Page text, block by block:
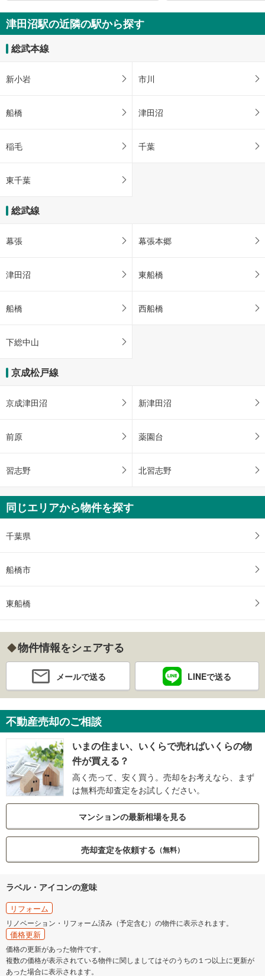
津田沼駅の近隣の駅から探す
総武本線
新小岩 市川
船橋 津田沼
稲毛 千葉
東千葉
総武線
幕張 幕張本郷
津田沼 東船橋
船橋 西船橋
下総中山
京成松戸線
京成津田沼 新津田沼
前原 薬園台
習志野 北習志野
同じエリアから物件を探す
千葉県
船橋市
東船橋
物件情報をシェアする
メールで送る LINEで送る
不動産売却のご相談
いまの住まい、いくらで売ればいくらの物
件が買える？
高く売って、安く買う。売却をお考えなら、まず
は無料売却査定をお試しください。
マンションの最新相場を見る
売却査定を依頼する （無料）
ラベル・アイコンの意味
リフォーム
リノベーション・リフォーム済み（予定含む）の物件に表示されます。
価格更新
価格の更新があった物件です。
複数の価格が表示されている物件に関しましてはそのうちの１つ以上に更新が
あった場合に表示されます。